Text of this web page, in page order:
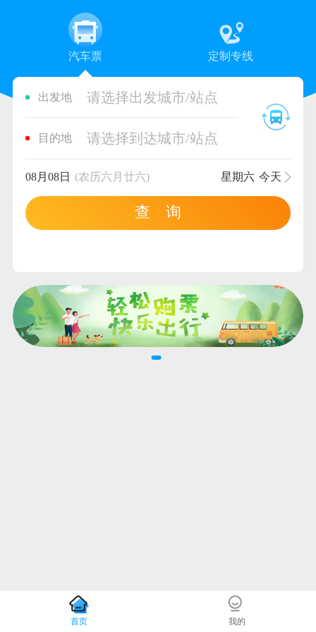
汽车票 定制专线
出发地 请选择出发城市/站点
目的地 请选择到达城市/站点
08月08日 (农历六月廿六) 星期六 今天
查 询
首页 我的